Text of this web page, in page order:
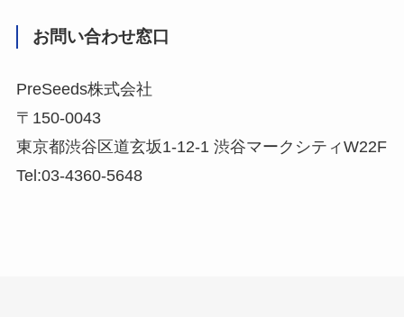
お問い合わせ窓口
PreSeeds株式会社
〒150-0043
東京都渋谷区道玄坂1-12-1 渋谷マークシティW22F
Tel:03-4360-5648